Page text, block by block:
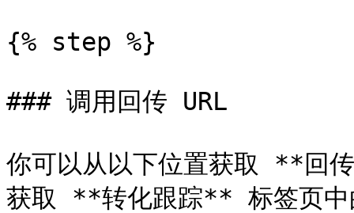
{% step %}
### 调用回传 URL
你可以从以下位置获取 **回
获取 **转化跟踪** 标签页中